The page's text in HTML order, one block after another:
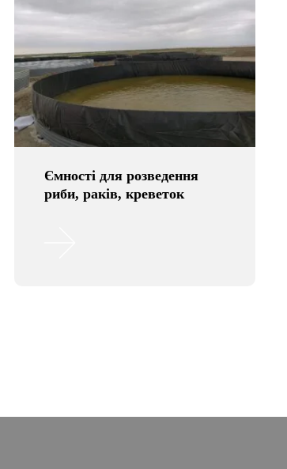
Ємності для розведення
риби, раків, креветок